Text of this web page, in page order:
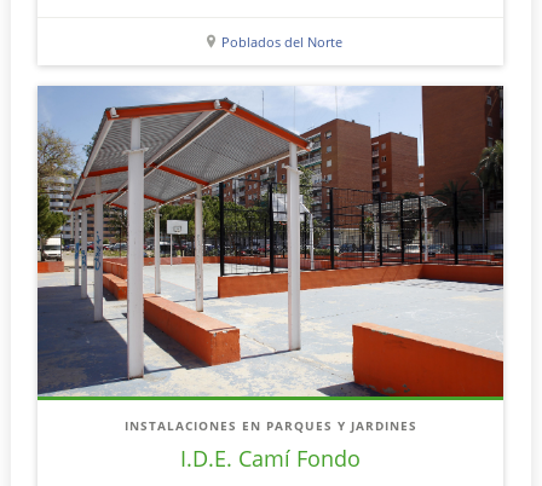
Poblados del Norte
INSTALACIONES EN PARQUES Y JARDINES
I.D.E. Camí Fondo